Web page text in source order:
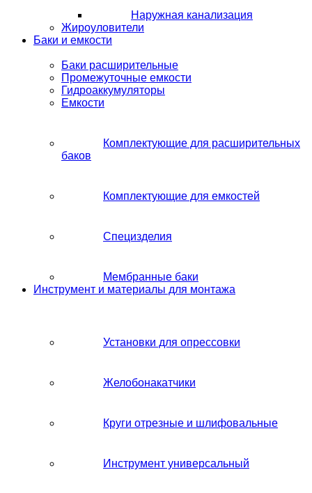
Наружная канализация
Жироуловители
Баки и емкости
Баки расширительные
Промежуточные емкости
Гидроаккумуляторы
Емкости
Комплектующие для расширительных
баков
Комплектующие для емкостей
Специзделия
Мембранные баки
Инструмент и материалы для монтажа
Установки для опрессовки
Желобонакатчики
Круги отрезные и шлифовальные
Инструмент универсальный